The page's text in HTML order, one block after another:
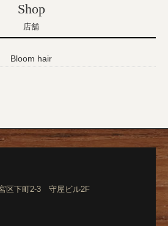
Shop
店舗
Bloom hair
区下町2-3 守屋ビル2F